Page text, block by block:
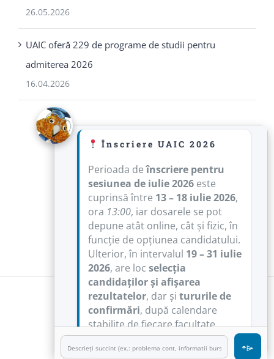
26.05.2026
UAIC oferă 229 de programe de studii pentru
admiterea 2026
16.04.2026
© Universitatea „Alexandru Ioan Cuza” din Iași
Facebook
TwitterYouTubeInstagram
Rss
Înscriere UAIC 2026
Perioada deînscriere pentru
sesiunea de iulie 2026 este
cuprinsă între 13 – 18 iulie 2026,
ora 13:00, iar dosarele se pot
depune atât online, cât și fizic, în
funcție de opțiunea candidatului.
Ulterior, în intervalul 19 – 31 iulie
2026, are loc selecția
candidaților și afișarea
rezultatelor, dar și tururile de
confirmări, după calendare
stabilite de fiecare facultate.
Informații Calendar
⌯⌲